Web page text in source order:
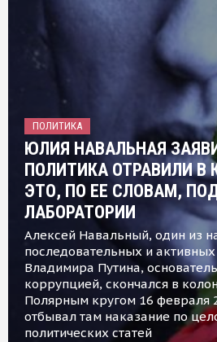
ПОЛИТИКА
ЮЛИЯ НАВАЛЬНАЯ
ПОЛИТИКА ОТРАВИЛИ В
ЭТО, ПО ЕЕ СЛОВАМ,
ЛАБОРАТОРИИ
Алексей Навальный, один из
последовательных и
Владимира Путина,
коррупцией, скончался в
Полярным кругом 16 февраля
отбывал там наказание по
политических статей